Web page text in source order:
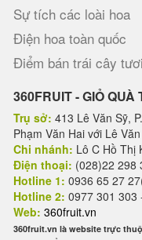
Sự tích các loài hoa
Điện hoa toàn quốc
Điểm bán trái cây tươi
360FRUIT - GIỎ QUÀ
Trụ sở: 413 Lê Văn Sỹ,
Phạm Văn Hai với Lê
Chi nhánh: Lô C Hồ Thị
Điện thoại: (028)22 298
Hotline 1: 0936 65 27
Hotline 2: 0977 301 303
Web: 360fruit.vn
360fruit.vn là website trực